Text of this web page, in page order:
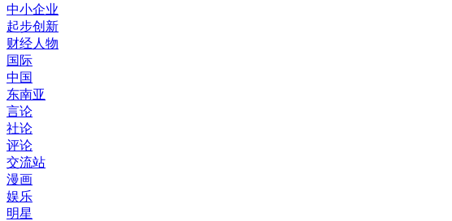
中小企业
起步创新
财经人物
国际
中国
东南亚
言论
社论
评论
交流站
漫画
娱乐
明星